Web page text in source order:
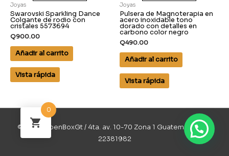
Joyas
Swarovski Sparkling Dance
Colgante de rodio con
cristales 5573694
Q900.00
Añadir al carrito
Vista rápida
Joyas
Pulsera de Magnoterapia en
acero inoxidable tono
dorado con detalles en
carbono color negro
Q490.00
Añadir al carrito
Vista rápida
© 2026 OpenBoxGt / 4ta. av. 10-70 Zona 1 Guatemala / 502
22381982
0